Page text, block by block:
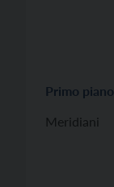
Primo piano
Meridiani